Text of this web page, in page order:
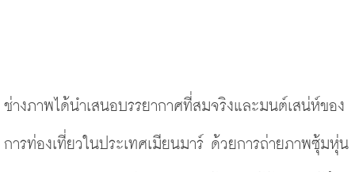
ช่างภาพได้นำเสนอบรรยากาศที่สมจริงและมนต์เสน่ห์ของ
การท่องเที่ยวในประเทศเมียนมาร์ ด้วยการถ่ายภาพซุ้มหุ่น